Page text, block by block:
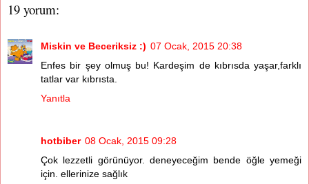
19 yorum:
Miskin ve Beceriksiz :) 07 Ocak, 2015 20:38
Enfes bir şey olmuş bu! Kardeşim de kıbrısda yaşar,farklı
tatlar var kıbrısta.
Yanıtla
hotbiber 08 Ocak, 2015 09:28
Çok lezzetli görünüyor. deneyeceğim bende öğle yemeği
için. ellerinize sağlık